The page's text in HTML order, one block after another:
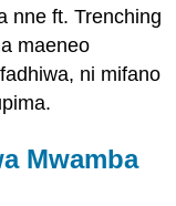
nne ft. Trenching
maeneo
ni mifano
Mwamba